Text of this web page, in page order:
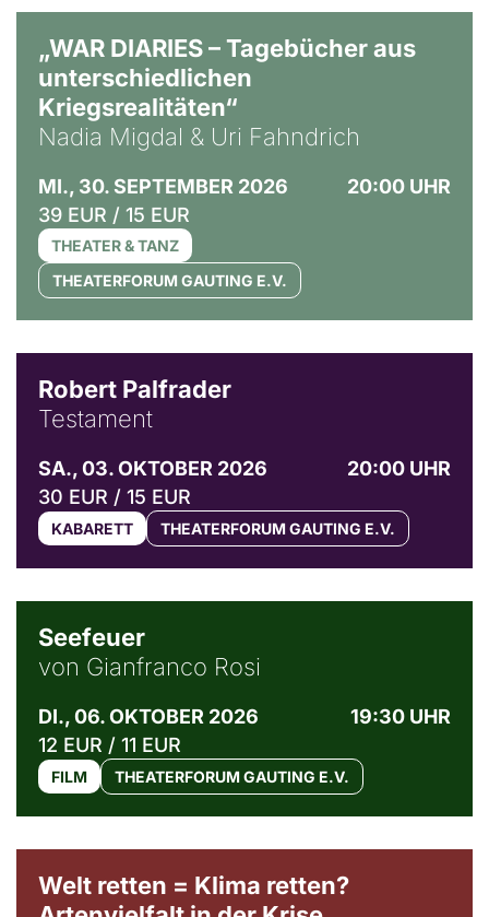
„WAR DIARIES – Tagebücher aus
unterschiedlichen
Kriegsrealitäten“
Nadia Migdal & Uri Fahndrich
MI., 30. SEPTEMBER 2026
20:00 UHR
39 EUR / 15 EUR
THEATER & TANZ
THEATERFORUM GAUTING E.V.
Robert Palfrader
Testament
SA., 03. OKTOBER 2026
20:00 UHR
30 EUR / 15 EUR
KABARETT THEATERFORUM GAUTING E.V.
Seefeuer
von Gianfranco Rosi
DI., 06. OKTOBER 2026
19:30 UHR
12 EUR / 11 EUR
FILM THEATERFORUM GAUTING E.V.
Welt retten = Klima retten?